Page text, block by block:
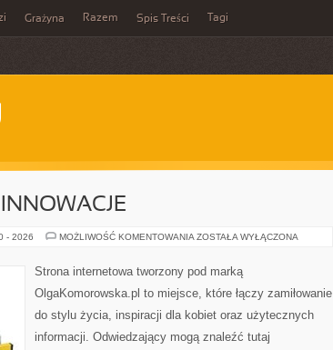
Grażyna Razem Spis Treści Tagi
- 2026 MOŻLIWOŚĆ KOMENTOWANIA TECHNOLOGIE
ZOSTAŁA WYŁĄCZONA
Strona internetowa tworzony pod marką
OlgaKomorowska.pl to miejsce, które łączy zamiłowanie
do stylu życia, inspiracji dla kobiet oraz użytecznych
informacji. Odwiedzający mogą znaleźć tutaj